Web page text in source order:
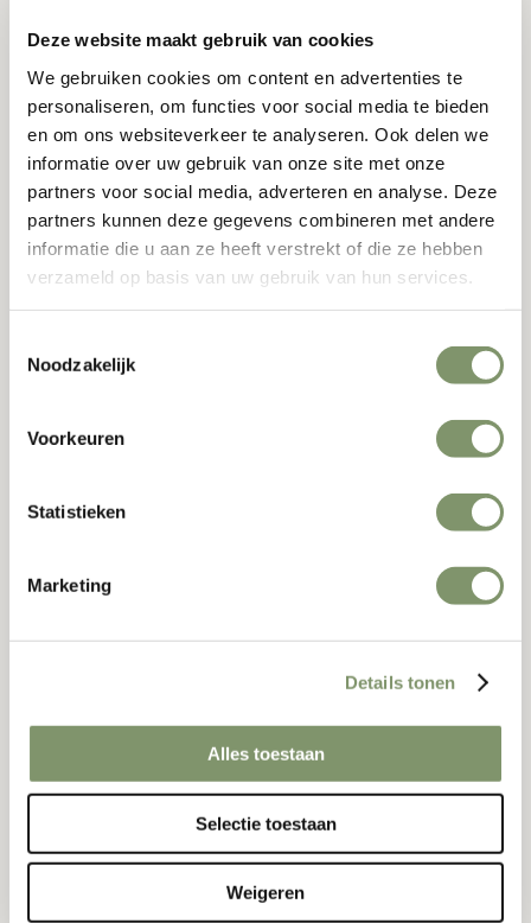
Deze website maakt gebruik van cookies
We gebruiken cookies om content en advertenties te
personaliseren, om functies voor social media te bieden
en om ons websiteverkeer te analyseren. Ook delen we
informatie over uw gebruik van onze site met onze
partners voor social media, adverteren en analyse. Deze
partners kunnen deze gegevens combineren met andere
informatie die u aan ze heeft verstrekt of die ze hebben
verzameld op basis van uw gebruik van hun services.
Noodzakelijk
Voorkeuren
Statistieken
Marketing
Details tonen
Alles toestaan
Selectie toestaan
Weigeren
Zoek
Search
for:
Dit item delen
Gerelateerde artikelen:
congres? 5 tips!
26 maart 2025
sprekers bij elkaar brengen. De echte impact zit